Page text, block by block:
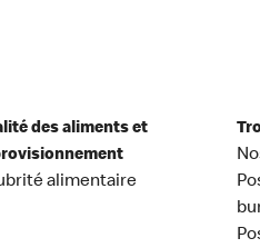
des aliments et
alimentaire